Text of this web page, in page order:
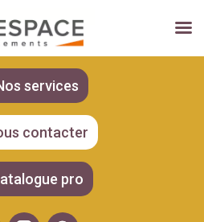
services
contacter
pro